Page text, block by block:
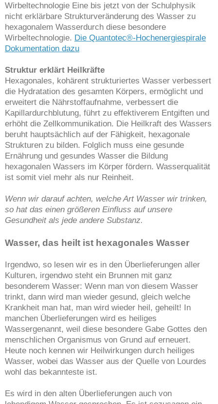
Wirbeltechnologie Eine bis jetzt von der Schulphysik
nicht erklärbare Strukturveränderung des Wasser zu
hexagonalem Wasserdurch diese besondere
Wirbeltechnologie. Die Quantotec®-Hochenergiespirale
Dokumentation dazu
Struktur erklärt Heilkräfte
Hexagonales, kohärent strukturiertes Wasser verbessert
die Hydratation des gesamten Körpers, ermöglicht und
erweitert die Nährstoffaufnahme, verbessert die
Kapillardurchblutung, führt zu effektiverem Entgiften und
erhöht die Zellkommunikation. Die Heilkraft des Wassers
beruht hauptsächlich auf der Fähigkeit, hexagonale
Strukturen zu bilden. Folglich muss eine gesunde
Ernährung und gesundes Wasser die Bildung
hexagonalen Wassers im Körper fördern. Wasserqualität
ist somit viel mehr als nur Reinheit.
Wenn wir darauf achten, welche Art Wasser wir trinken,
so hat das einen größeren Einfluss auf unsere
Gesundheit als jede andere Substanz.
Wasser, das heilt ist hexagonales Wasser
Irgendwo, so lesen wir es in den Überlieferungen aller
Kulturen, irgendwo steht ein Brunnen mit ganz
besonderem Wasser: Wenn man von diesem Wasser
trinkt, dann wird man wieder gesund, gleich welche
Krankheit man hat, man wird wieder heil, geheilt! In
manchen Überlieferungen wird es heiliges
Wassergenannt, weil diese besondere Gabe Gottes den
menschlichen Organismus von Grund auf erneuert.
Heute noch kennen wir Heilwirkungen durch heiliges
Wasser, wobei das Wasser aus der Quelle von Lourdes
wohl das bekannteste ist.
Es wird in den alten Überlieferungen auch von